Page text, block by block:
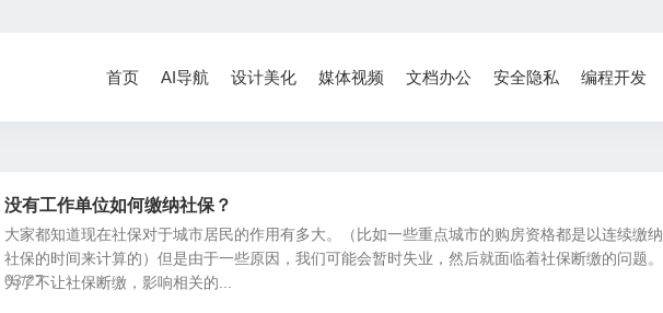
首页 AI导航 设计美化 媒体视频 文档办公 安全隐私 编程开发
没有工作单位如何缴纳社保？
大家都知道现在社保对于城市居民的作用有多大。（比如一些重点城市的购房资格都是以连续缴纳
社保的时间来计算的）但是由于一些原因，我们可能会暂时失业，然后就面临着社保断缴的问题。
为了不让社保断缴，影响相关的...
03/27